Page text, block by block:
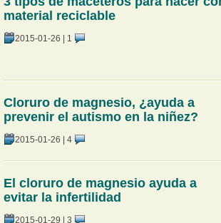
material reciclable
2015-01-26 | 1
Cloruro de magnesio, ¿ayuda a
prevenir el autismo en la niñez?
2015-01-26 | 4
El cloruro de magnesio ayuda a
evitar la infertilidad
2015-01-29 | 3